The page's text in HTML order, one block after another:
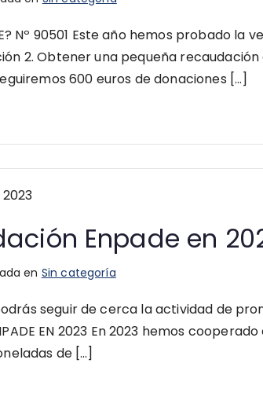
Nº 90501 Este año hemos probado
2. Obtener una pequeña
600 euros de donaciones […]
Enpade en
en Sin categoría
seguir de cerca la actividad de
EN 2023 En 2023 hemos
de […]